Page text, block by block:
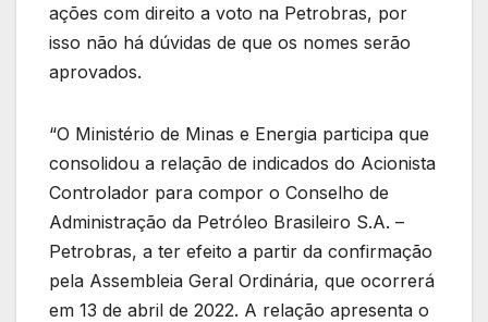
ações com direito a voto na Petrobras, por
isso não há dúvidas de que os nomes serão
aprovados.
“O Ministério de Minas e Energia participa que
consolidou a relação de indicados do Acionista
Controlador para compor o Conselho de
Administração da Petróleo Brasileiro S.A. –
Petrobras, a ter efeito a partir da confirmação
pela Assembleia Geral Ordinária, que ocorrerá
em 13 de abril de 2022. A relação apresenta o